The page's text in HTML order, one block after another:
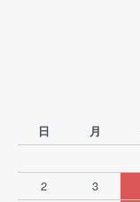
日 月
2
3